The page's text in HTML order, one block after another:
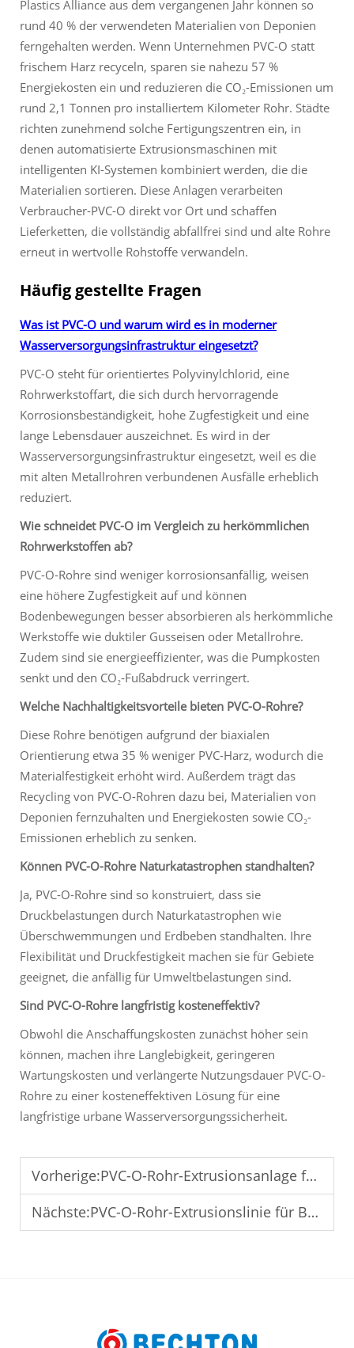
Plastics Alliance aus dem vergangenen Jahr können so
rund 40 % der verwendeten Materialien von Deponien
ferngehalten werden. Wenn Unternehmen PVC-O statt
frischem Harz recyceln, sparen sie nahezu 57 %
Energiekosten ein und reduzieren die CO₂-Emissionen um
rund 2,1 Tonnen pro installiertem Kilometer Rohr. Städte
richten zunehmend solche Fertigungszentren ein, in
denen automatisierte Extrusionsmaschinen mit
intelligenten KI-Systemen kombiniert werden, die die
Materialien sortieren. Diese Anlagen verarbeiten
Verbraucher-PVC-O direkt vor Ort und schaffen
Lieferketten, die vollständig abfallfrei sind und alte Rohre
erneut in wertvolle Rohstoffe verwandeln.
Häufig gestellte Fragen
Was ist PVC-O und warum wird es in moderner
Wasserversorgungsinfrastruktur eingesetzt?
PVC-O steht für orientiertes Polyvinylchlorid, eine
Rohrwerkstoffart, die sich durch hervorragende
Korrosionsbeständigkeit, hohe Zugfestigkeit und eine
lange Lebensdauer auszeichnet. Es wird in der
Wasserversorgungsinfrastruktur eingesetzt, weil es die
mit alten Metallrohren verbundenen Ausfälle erheblich
reduziert.
Wie schneidet PVC-O im Vergleich zu herkömmlichen
Rohrwerkstoffen ab?
PVC-O-Rohre sind weniger korrosionsanfällig, weisen
eine höhere Zugfestigkeit auf und können
Bodenbewegungen besser absorbieren als herkömmliche
Werkstoffe wie duktiler Gusseisen oder Metallrohre.
Zudem sind sie energieeffizienter, was die Pumpkosten
senkt und den CO₂-Fußabdruck verringert.
Welche Nachhaltigkeitsvorteile bieten PVC-O-Rohre?
Diese Rohre benötigen aufgrund der biaxialen
Orientierung etwa 35 % weniger PVC-Harz, wodurch die
Materialfestigkeit erhöht wird. Außerdem trägt das
Recycling von PVC-O-Rohren dazu bei, Materialien von
Deponien fernzuhalten und Energiekosten sowie CO₂-
Emissionen erheblich zu senken.
Können PVC-O-Rohre Naturkatastrophen standhalten?
Ja, PVC-O-Rohre sind so konstruiert, dass sie
Druckbelastungen durch Naturkatastrophen wie
Überschwemmungen und Erdbeben standhalten. Ihre
Flexibilität und Druckfestigkeit machen sie für Gebiete
geeignet, die anfällig für Umweltbelastungen sind.
Sind PVC-O-Rohre langfristig kosteneffektiv?
Obwohl die Anschaffungskosten zunächst höher sein
können, machen ihre Langlebigkeit, geringeren
Wartungskosten und verlängerte Nutzungsdauer PVC-O-
Rohre zu einer kosteneffektiven Lösung für eine
langfristige urbane Wasserversorgungssicherheit.
Vorherige:PVC-O-Rohr-Extrusionsanlage für den industriellen Wasserverkehr
Nächste:PVC-O-Rohr-Extrusionslinie für Bergbau- und Schwerindustrielösungen